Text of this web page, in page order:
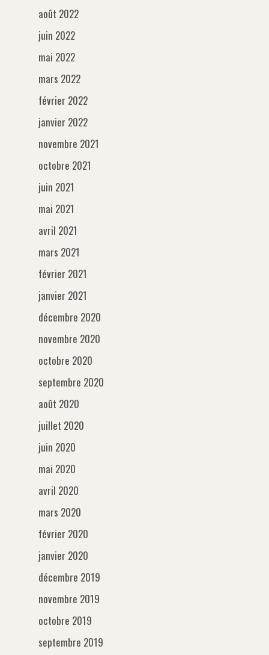
août 2022
juin 2022
mai 2022
mars 2022
février 2022
janvier 2022
novembre 2021
octobre 2021
juin 2021
mai 2021
avril 2021
mars 2021
février 2021
janvier 2021
décembre 2020
novembre 2020
octobre 2020
septembre 2020
août 2020
juillet 2020
juin 2020
mai 2020
avril 2020
mars 2020
février 2020
janvier 2020
décembre 2019
novembre 2019
octobre 2019
septembre 2019